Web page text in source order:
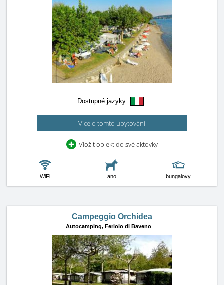
Dostupné jazyky:
Více o tomto ubytování
Vložit objekt do své aktovky
WiFi ano bungalovy
Campeggio Orchidea
Autocamping, Feriolo di Baveno